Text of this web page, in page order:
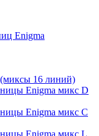
Enigma
16 линий)
Enigma микс D
Enigma микс C